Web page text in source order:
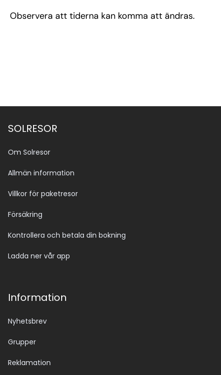
Observera att tiderna kan komma att ändras.
SOLRESOR
Om Solresor
Allmän information
Villkor för paketresor
Försäkring
Kontrollera och betala din bokning
Ladda ner vår app
Information
Nyhetsbrev
Grupper
Reklamation